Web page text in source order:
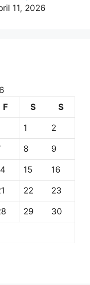
11, 2026
F S S
1 2
8 9
15 16
22 23
29 30